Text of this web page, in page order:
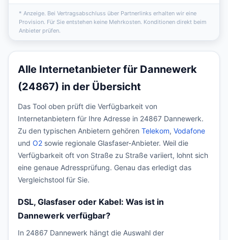
* Anzeige. Bei Vertragsabschluss über Partnerlinks erhalten wir eine
Provision. Für Sie entstehen keine Mehrkosten. Konditionen direkt beim
Anbieter prüfen.
Alle Internetanbieter für Dannewerk
(24867) in der Übersicht
Das Tool oben prüft die Verfügbarkeit von
Internetanbietern für Ihre Adresse in 24867 Dannewerk.
Zu den typischen Anbietern gehören Telekom, Vodafone
und O2 sowie regionale Glasfaser-Anbieter. Weil die
Verfügbarkeit oft von Straße zu Straße variiert, lohnt sich
eine genaue Adressprüfung. Genau das erledigt das
Vergleichstool für Sie.
DSL, Glasfaser oder Kabel: Was ist in
Dannewerk verfügbar?
In 24867 Dannewerk hängt die Auswahl der